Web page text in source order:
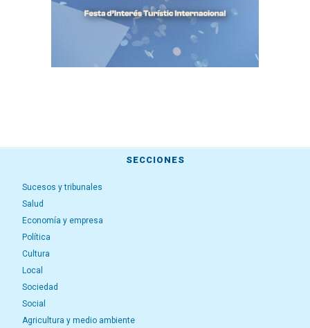
SECCIONES
Sucesos y tribunales
Salud
Economía y empresa
Política
Cultura
Local
Sociedad
Social
Agricultura y medio ambiente